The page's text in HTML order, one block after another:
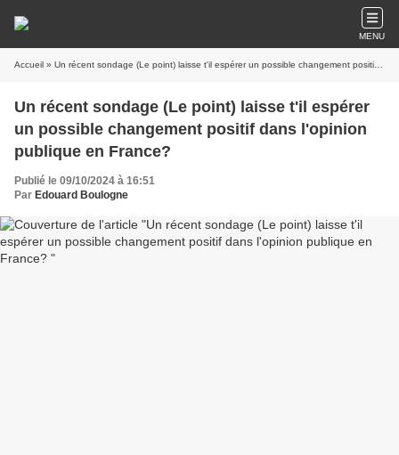
MENU
Accueil » Un récent sondage (Le point) laisse t'il espérer un possible changement positif dans l'opinion publique en France?
Un récent sondage (Le point) laisse t'il espérer
un possible changement positif dans l'opinion
publique en France?
Publié le 09/10/2024 à 16:51
Par Edouard Boulogne